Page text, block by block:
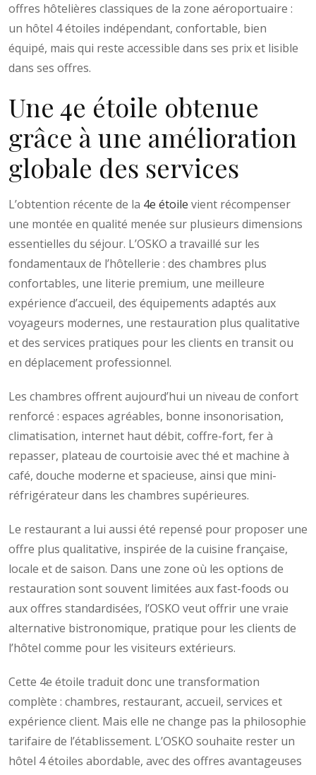
offres hôtelières classiques de la zone aéroportuaire :
un hôtel 4 étoiles indépendant, confortable, bien
équipé, mais qui reste accessible dans ses prix et lisible
dans ses offres.
Une 4e étoile obtenue
grâce à une amélioration
globale des services
L’obtention récente de la 4e étoile vient récompenser
une montée en qualité menée sur plusieurs dimensions
essentielles du séjour. L’OSKO a travaillé sur les
fondamentaux de l’hôtellerie : des chambres plus
confortables, une literie premium, une meilleure
expérience d’accueil, des équipements adaptés aux
voyageurs modernes, une restauration plus qualitative
et des services pratiques pour les clients en transit ou
en déplacement professionnel.
Les chambres offrent aujourd’hui un niveau de confort
renforcé : espaces agréables, bonne insonorisation,
climatisation, internet haut débit, coffre-fort, fer à
repasser, plateau de courtoisie avec thé et machine à
café, douche moderne et spacieuse, ainsi que mini-
réfrigérateur dans les chambres supérieures.
Le restaurant a lui aussi été repensé pour proposer une
offre plus qualitative, inspirée de la cuisine française,
locale et de saison. Dans une zone où les options de
restauration sont souvent limitées aux fast-foods ou
aux offres standardisées, l’OSKO veut offrir une vraie
alternative bistronomique, pratique pour les clients de
l’hôtel comme pour les visiteurs extérieurs.
Cette 4e étoile traduit donc une transformation
complète : chambres, restaurant, accueil, services et
expérience client. Mais elle ne change pas la philosophie
tarifaire de l’établissement. L’OSKO souhaite rester un
hôtel 4 étoiles abordable, avec des offres avantageuses